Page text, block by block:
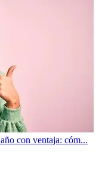
con ventaja: cóm...